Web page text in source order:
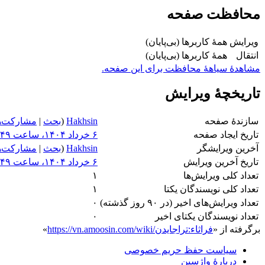
محافظت صفحه
ویرایش همهٔ کاربرها (بی‌پایان)
انتقال
همهٔ کاربرها (بی‌پایان)
مشاهدۀ سیاهۀ محافظت برای این صفحه.
تاریخچۀ ویرایش
سازندۀ صفحه Hakhsin
(بحث |
تاریخ ایجاد صفحه
آخرین ویرایشگر
Hakhsin
(بحث |
تاریخ آخرین ویرایش
تعداد کلی ویرایش‌ها
۱
تعداد کلی نویسندگان یکتا
۱
تعداد ویرایش‌های اخیر (در ۹۰ روز گذشته)
۰
تعداد نویسندگان یکتای اخیر
۰
برگرفته از «https://vn.amoosin.com/wiki/فراثاء:تراجایدن »
سیاست حفظ حریم خصوصی
دربارهٔ واژسین